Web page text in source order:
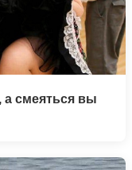
а смеяться вы